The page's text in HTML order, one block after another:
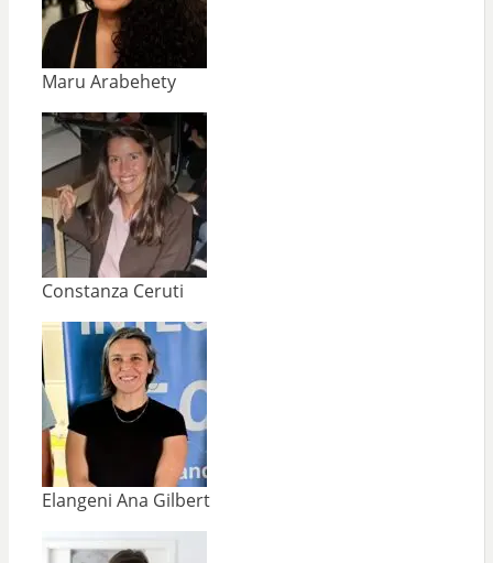
Maru Arabehety
Constanza Ceruti
Elangeni Ana Gilbert